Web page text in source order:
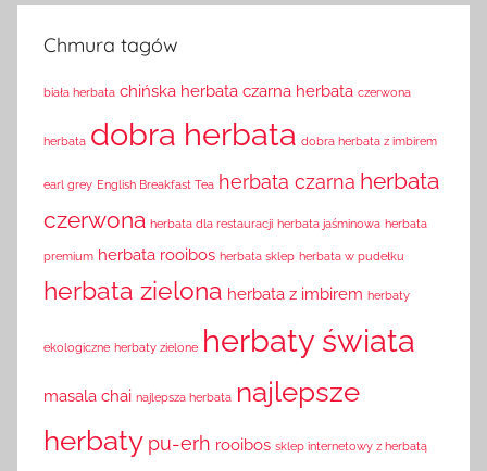
Chmura tagów
biała herbata chińska herbata czarna herbata czerwona
herbata dobra herbata dobra herbata z imbirem
earl grey English Breakfast Tea herbata czarna herbata
czerwona herbata dla restauracji herbata jaśminowa herbata
premium herbata rooibos herbata sklep herbata w pudełku
herbata zielona herbata z imbirem herbaty
ekologiczne herbaty zielone herbaty świata
masala chai najlepsza herbata najlepsze
herbaty pu-erh rooibos sklep internetowy z herbatą